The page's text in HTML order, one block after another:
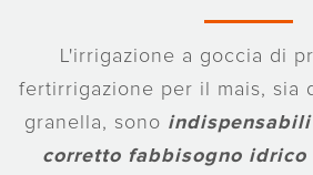
L'irrigazione a goccia di
fertirrigazione per il mais, sia
granella, sono
corretto fabbisogno idrico